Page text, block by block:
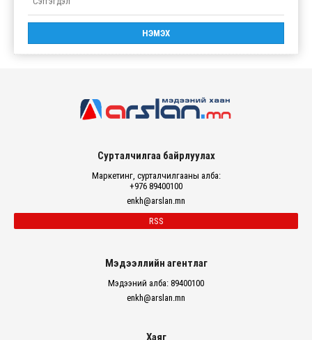
Сурталчилгаа байрлуулах
Маркетинг, сурталчилгааны алба:
+976 89400100
enkh@arslan.mn
RSS
Мэдээллийн агентлаг
Мэдээний алба: 89400100
enkh@arslan.mn
Хаяг